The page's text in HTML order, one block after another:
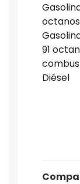
octanos
91
Diésel